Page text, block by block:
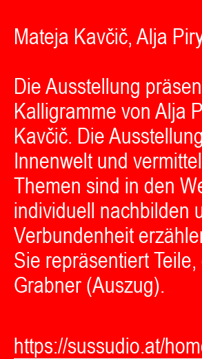
Mateja Kavčič, Alja
Die Ausstellung
Kalligramme von Alja
Kavčič. Die
Innenwelt und
Themen sind in den
individuell nachbilden
Verbundenheit
Sie repräsentiert
Grabner (Auszug).
https://sussudio.at/